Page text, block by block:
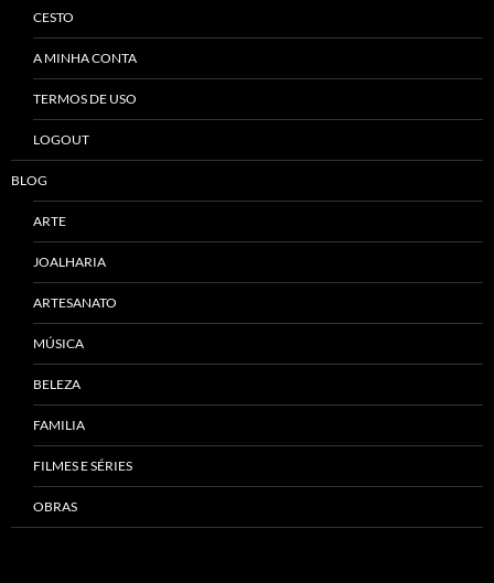
CESTO
A MINHA CONTA
TERMOS DE USO
LOGOUT
BLOG
ARTE
JOALHARIA
ARTESANATO
MÚSICA
BELEZA
FAMILIA
FILMES E SÉRIES
OBRAS